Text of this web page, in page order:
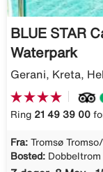
BLUE STAR
Waterpark
Gerani, Kreta,
Ring 21 49 39 00
Fra: Tromsø
Bosted: Dobbeltrom